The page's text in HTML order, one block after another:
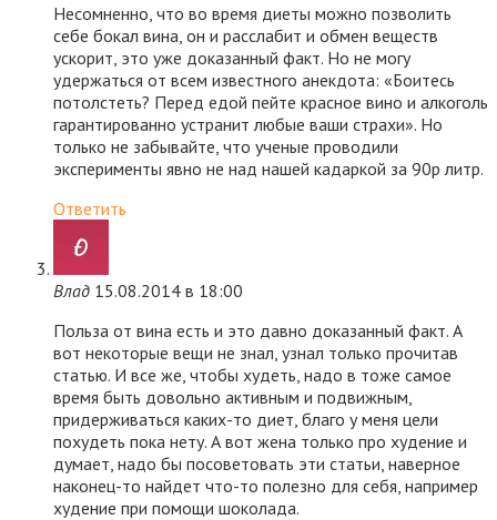
Несомненно, что во время диеты можно позволить
себе бокал вина, он и расслабит и обмен веществ
ускорит, это уже доказанный факт. Но не могу
удержаться от всем известного анекдота: «Боитесь
потолстеть? Перед едой пейте красное вино и алкоголь
гарантированно устранит любые ваши страхи». Но
только не забывайте, что ученые проводили
эксперименты явно не над нашей кадаркой за 90р литр.
Ответить
Влад 15.08.2014 в 18:00
Польза от вина есть и это давно доказанный факт. А
вот некоторые вещи не знал, узнал только прочитав
статью. И все же, чтобы худеть, надо в тоже самое
время быть довольно активным и подвижным,
придерживаться каких-то диет, благо у меня цели
похудеть пока нету. А вот жена только про худение и
думает, надо бы посоветовать эти статьи, наверное
наконец-то найдет что-то полезно для себя, например
худение при помощи шоколада.